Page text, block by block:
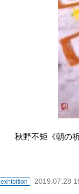
秋野不矩《朝の
exhibition 2019.07.28